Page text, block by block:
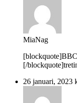
MiaNag
[/
26 januari, 2023